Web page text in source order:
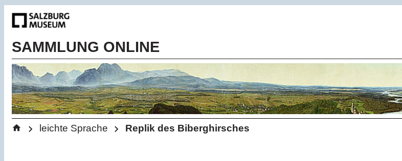
SAMMLUNG ONLINE
Sie befinden sich hier:
Startseite
>
leichte Sprache >
Replik des Biberghirsches